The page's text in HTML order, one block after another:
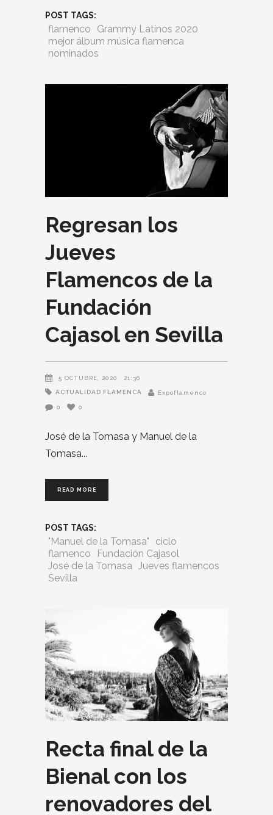
POST TAGS:
flamenco
Grammy Latinos 2020
mejor álbum música flamenca
nominados
Regresan los
Jueves
Flamencos de la
Fundación
Cajasol en Sevilla
5 OCTUBRE, 2020 21:36
ACTUALIDAD FLAMENCA Expoflamenco
0 0
José de la Tomasa y Manuel de la
Tomasa
READ MORE
POST TAGS:
"Manuel de la Tomasa"
ciclo
flamenco
Fundación Cajasol
José de la Tomasa Jueves flamencos
Sevilla
Recta final de la
Bienal con los
renovadores del